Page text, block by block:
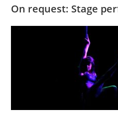
On request: Stage